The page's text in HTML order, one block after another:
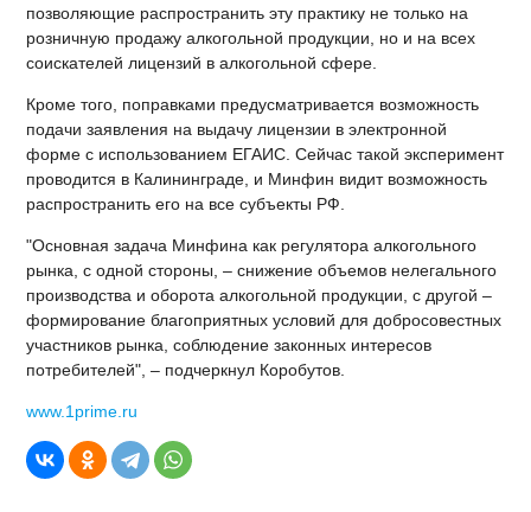
позволяющие распространить эту практику не только на
розничную продажу алкогольной продукции, но и на всех
соискателей лицензий в алкогольной сфере.
Кроме того, поправками предусматривается возможность
подачи заявления на выдачу лицензии в электронной
форме с использованием ЕГАИС. Сейчас такой эксперимент
проводится в Калининграде, и Минфин видит возможность
распространить его на все субъекты РФ.
"Основная задача Минфина как регулятора алкогольного
рынка, с одной стороны, – снижение объемов нелегального
производства и оборота алкогольной продукции, с другой –
формирование благоприятных условий для добросовестных
участников рынка, соблюдение законных интересов
потребителей", – подчеркнул Коробутов.
www.1prime.ru